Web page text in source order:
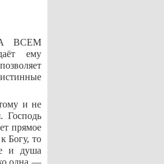
ВСЕМ
ему
истинные
и не
Господь
прямое
Богу, то
и душа
одна —